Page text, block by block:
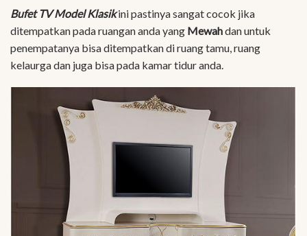
Bufet TV Model Klasikini pastinya sangat cocok jika
ditempatkan pada ruangan anda yang Mewahdan untuk
penempatanya bisa ditempatkan di ruang tamu, ruang
kelaurga dan juga bisa pada kamar tidur anda.